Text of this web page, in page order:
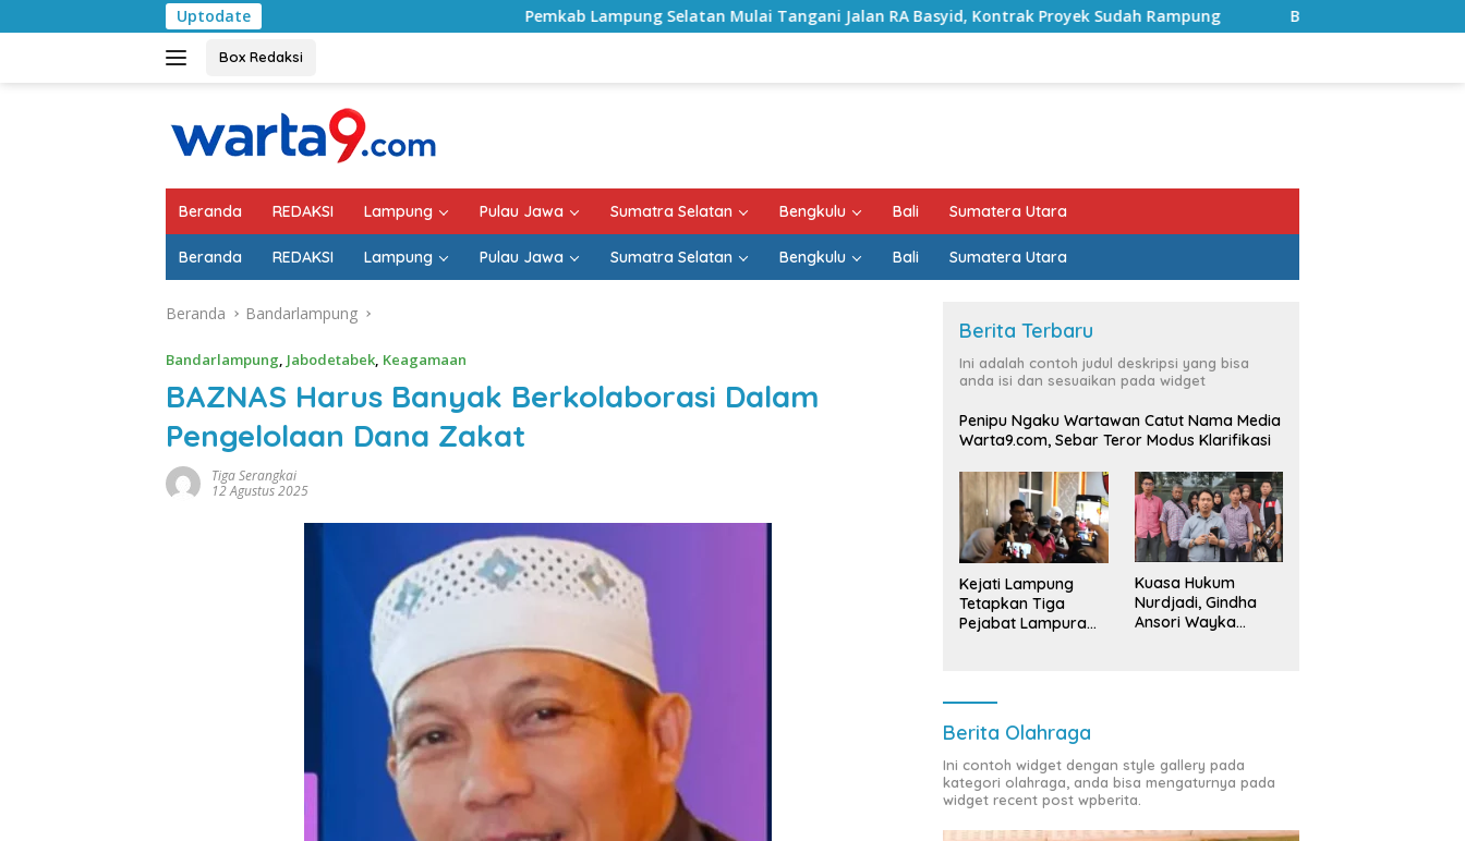
ke
Uptodate Pemkab Lampung Selatan Mulai Tangani Jalan RA Basyid, Kontrak Proyek Sudah Rampung Bulan Kemerdekaan, Bupati Lampung
Box Redaksi
Beranda REDAKSI Lampung Pulau Jawa Sumatra Selatan Bengkulu Bali Sumatera Utara
Beranda REDAKSI Lampung Pulau Jawa Sumatra Selatan Bengkulu Bali Sumatera Utara
Beranda Bandarlampung
Bandarlampung, Jabodetabek, Keagamaan
BAZNAS Harus Banyak Berkolaborasi Dalam
Pengelolaan Dana Zakat
Tiga Serangkai
12 Agustus 2025
Berita Terbaru
Ini adalah contoh judul deskripsi yang bisa
anda isi dan sesuaikan pada widget
Penipu Ngaku Wartawan Catut Nama Media
Warta9.com, Sebar Teror Modus Klarifikasi
Kejati Lampung
Tetapkan Tiga
Pejabat Lampura
Kuasa Hukum
Nurdjadi, Gindha
Ansori Wayka
Berita Olahraga
Ini contoh widget dengan style gallery pada
kategori olahraga, anda bisa mengaturnya pada
widget recent post wpberita.